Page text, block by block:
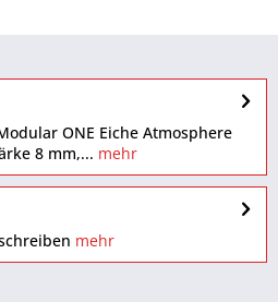
ONE Eiche Atmosphere
8 mm,... mehr
mehr